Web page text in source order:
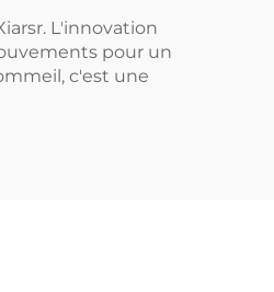
L'innovation
pour un
c'est une